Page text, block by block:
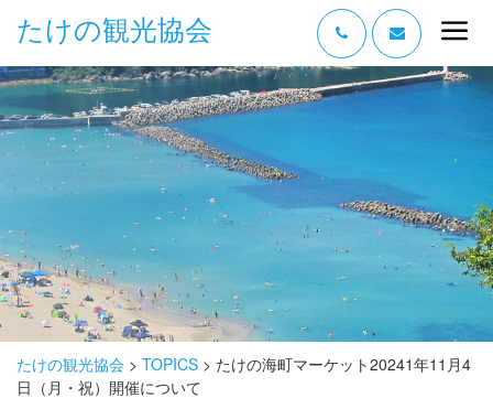
たけの観光協会
“たけの” の魅力
過ごし方
みどころ
泊まる
おみやげ
グルメ
たけの観光協会 > TOPICS > たけの海町マーケット20241年11月4
日（月・祝）開催について